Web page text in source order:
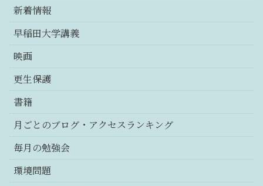
新着情報
早稲田大学講義
映画
更生保護
書籍
月ごとのブログ・アクセスランキング
毎月の勉強会
環境問題